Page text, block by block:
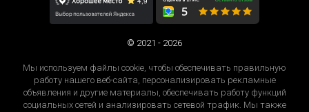
© 2021 - 2026
Мы используем файлы cookie, чтобы обеспечивать правильную
работу нашего веб-сайта, персонализировать рекламные
объявления и другие материалы, обеспечивать работу функций
социальных сетей и анализировать сетевой трафик. Мы также